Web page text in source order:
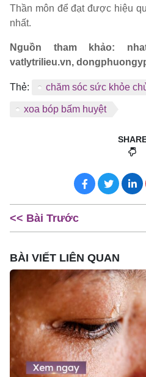
Thần môn để đạt được hiệu
nhất.
Nguồn tham khảo:
vatlytrilieu.vn,
Thẻ: chăm sóc sức khỏe
xoa bóp bấm huyệt
<< Bài Trước
BÀI VIẾT LIÊN QUAN